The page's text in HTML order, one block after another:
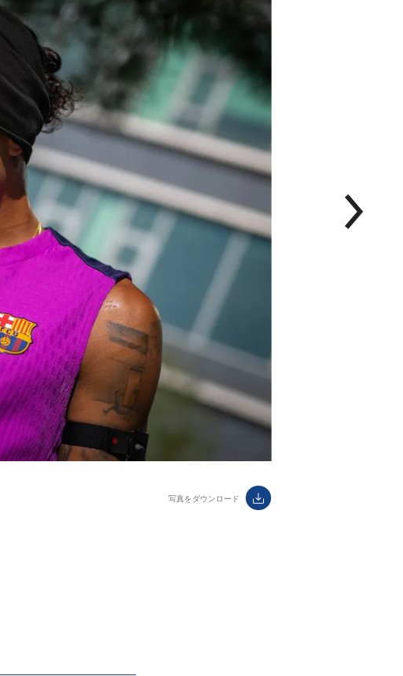
写真をダウンロード ダウンロード
label.aria.download